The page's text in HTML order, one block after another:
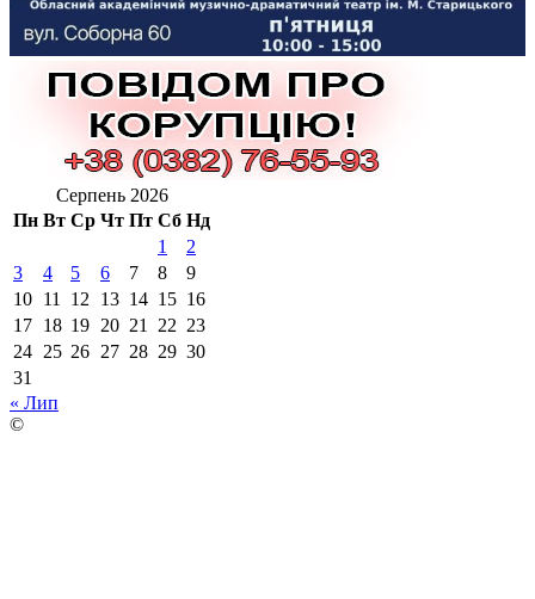
Серпень 2026
Пн Вт Ср Чт Пт Сб Нд
1
2
3
4 5 6 7 8
9
10 11 12 13 14 15 16
17 18 19 20 21 22 23
24 25 26 27 28 29 30
31
« Лип
©